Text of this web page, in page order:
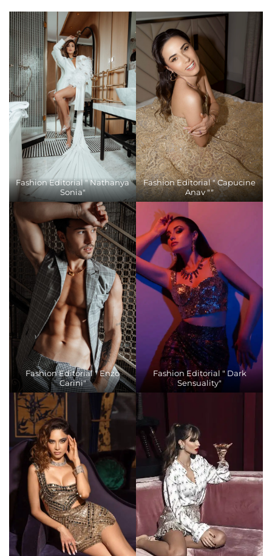
Fashion Editorial " Nathanya
Sonia"
Fashion Editorial " Capucine
Anav ""
Fashion Editorial " Enzo
Carini"
Fashion Editorial " Dark
Sensuality"